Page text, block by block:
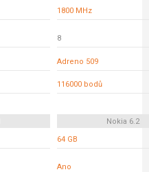
1800 MHz
8
Adreno 509
116000 bodů
Nokia 6.2
64 GB
Ano